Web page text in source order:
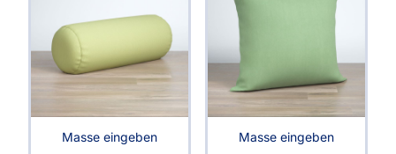
Masse eingeben Masse eingeben